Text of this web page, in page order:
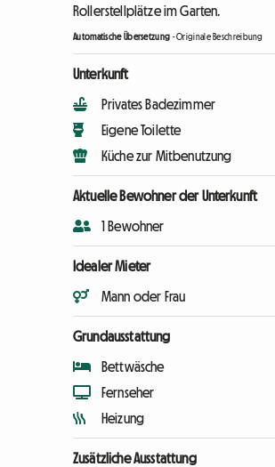
Rollerstellplätze im Garten.
Automatische Übersetzung -Originale Beschreibung
Unterkunft
Privates Badezimmer
Eigene Toilette
Küche zur Mitbenutzung
Aktuelle Bewohner der Unterkunft
1 Bewohner
Idealer Mieter
Mann oder Frau
Grundausstattung
Bettwäsche
Fernseher
Heizung
Zusätzliche Ausstattung